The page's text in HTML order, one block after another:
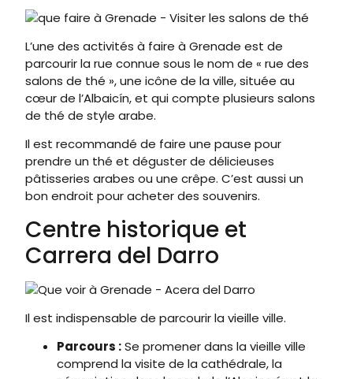
L’une des activités à faire à Grenade est de
parcourir la rue connue sous le nom de « rue des
salons de thé », une icône de la ville, située au
cœur de l’Albaicín, et qui compte plusieurs salons
de thé de style arabe.
Il est recommandé de faire une pause pour
prendre un thé et déguster de délicieuses
pâtisseries arabes ou une crêpe. C’est aussi un
bon endroit pour acheter des souvenirs.
Centre historique et
Carrera del Darro
Il est indispensable de parcourir la vieille ville.
Parcours :Se promener dans la vieille ville
comprend la visite de la cathédrale, la